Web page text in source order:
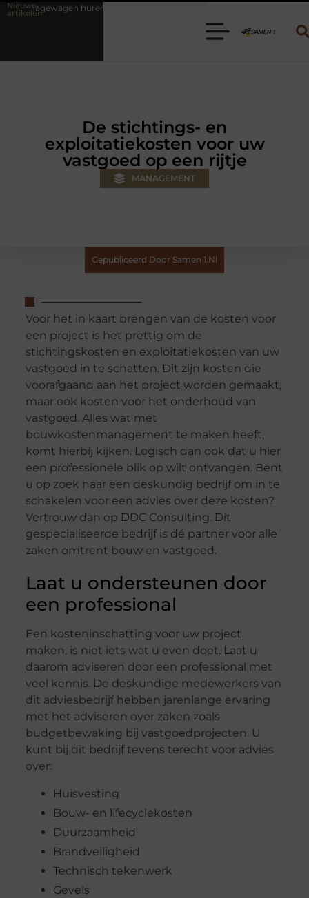
Nieuwe
artikelen
huren? Kies de juiste aanhanger voor jouw klus
De stichtings- en
exploitatiekosten voor uw
vastgoed op een rijtje
MANAGEMENT
Gepubliceerd Door Samen 1.nl
Voor het in kaart brengen van de kosten voor
een project is het prettig om de
stichtingskosten en exploitatiekosten van uw
vastgoed in te schatten. Dit zijn kosten die
voorafgaand aan het project worden gemaakt,
maar ook kosten voor het onderhoud van
vastgoed. Alles wat met
bouwkostenmanagement te maken heeft,
komt hierbij kijken. Logisch dan ook dat u hier
een professionele blik op wilt ontvangen. Bent
u op zoek naar een deskundig bedrijf om in te
schakelen voor een advies over deze kosten?
Vertrouw dan op DDC Consulting. Dit
gespecialiseerde bedrijf is dé partner voor alle
zaken omtrent bouw en vastgoed.
Laat u ondersteunen door
een professional
Een kosteninschatting voor uw project
maken, is niet iets wat u even doet. Laat u
daarom adviseren door een professional met
veel kennis. De deskundige medewerkers van
dit adviesbedrijf hebben jarenlange ervaring
met het adviseren over zaken zoals
budgetbewaking bij vastgoedprojecten. U
kunt bij dit bedrijf tevens terecht voor advies
over:
Huisvesting
Bouw- en lifecyclekosten
Duurzaamheid
Brandveiligheid
Technisch tekenwerk
Gevels